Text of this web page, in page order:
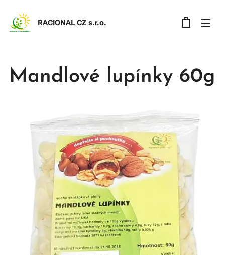
RACIONAL CZ s.r.o.
Mandlové lupínky 60g